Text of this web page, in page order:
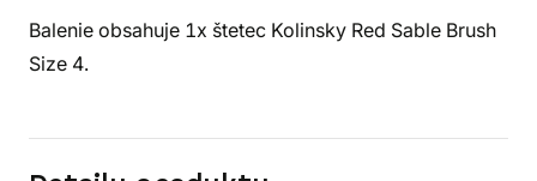
Balenie obsahuje 1x štetec Kolinsky Red Sable Brush
Size 4.